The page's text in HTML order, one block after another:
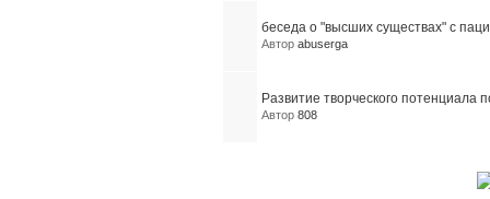
беседа о "высших существах" с
Автор abuserga
Развитие творческого потенциала
Автор 808